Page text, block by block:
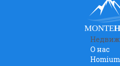
MONTE
О нас